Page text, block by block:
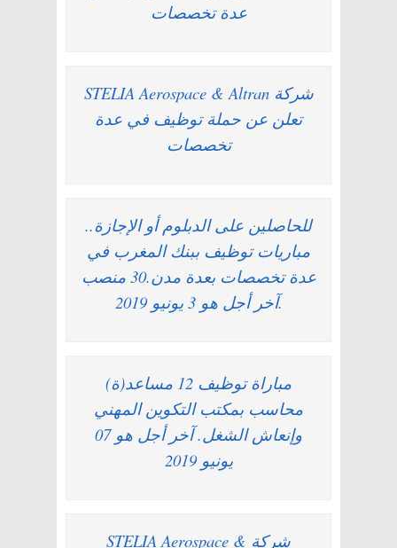
عدة تخصصات
شركة STELIA Aerospace & Altran
تعلن عن حملة توظيف في عدة
تخصصات
للحاصلين على الدبلوم أو الإجازة..
مباريات توظيف ببنك المغرب في
عدة تخصصات بعدة مدن.30 منصب
.آخر أجل هو 3 يونيو 2019
مباراة توظيف 12 مساعد(ة)
محاسب بمكتب التكوين المهني
وإنعاش الشغل. آخر أجل هو 07
يونيو 2019
شركة STELIA Aerospace &